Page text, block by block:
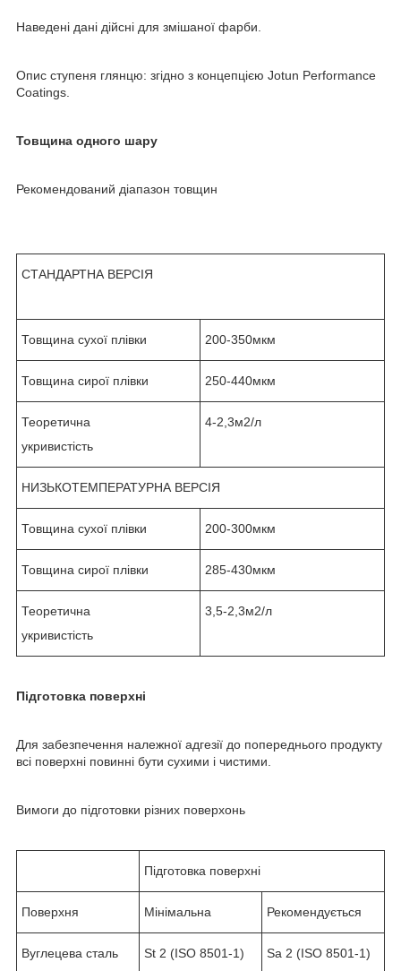
Наведені дані дійсні для змішаної фарби.
Опис ступеня глянцю: згідно з концепцією Jotun Performance
Coatings.
Товщина одного шару
Рекомендований діапазон товщин
СТАНДАРТНА ВЕРСІЯ
Товщина сухої плівки 200-350мкм
Товщина сирої плівки 250-440мкм
Теоретична
укривистість
4-2,3м2/л
НИЗЬКОТЕМПЕРАТУРНА ВЕРСІЯ
Товщина сухої плівки 200-300мкм
Товщина сирої плівки 285-430мкм
Теоретична
укривистість
3,5-2,3м2/л
Підготовка поверхні
Для забезпечення належної адгезії до попереднього продукту
всі поверхні повинні бути сухими і чистими.
Вимоги до підготовки різних поверхонь
Підготовка поверхні
Поверхня Мінімальна Рекомендується
Вуглецева сталь St 2 (ISO 8501-1) Sa 2 (ISO 8501-1)